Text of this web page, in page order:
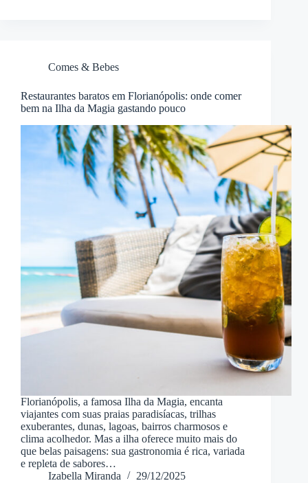
Comes & Bebes
Restaurantes baratos em Florianópolis: onde comer
bem na Ilha da Magia gastando pouco
Florianópolis, a famosa Ilha da Magia, encanta
viajantes com suas praias paradisíacas, trilhas
exuberantes, dunas, lagoas, bairros charmosos e
clima acolhedor. Mas a ilha oferece muito mais do
que belas paisagens: sua gastronomia é rica, variada
e repleta de sabores…
Izabella Miranda
29/12/2025